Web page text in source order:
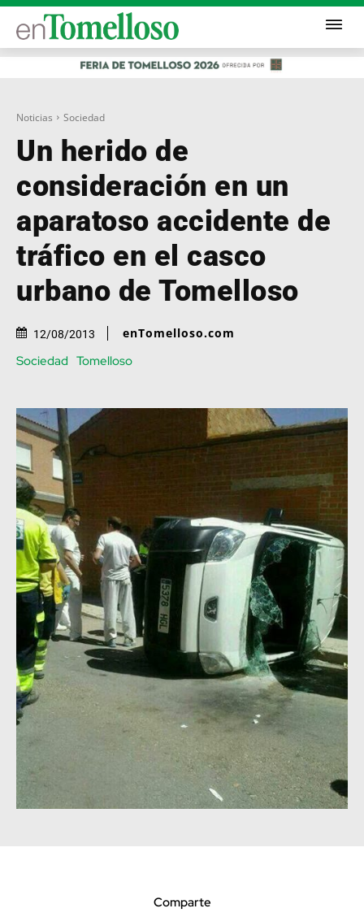
Noticias Sociedad
Un herido de
consideración en un
aparatoso accidente de
tráfico en el casco
urbano de Tomelloso
12/08/2013 enTomelloso.com
Sociedad Tomelloso
Comparte